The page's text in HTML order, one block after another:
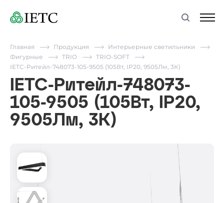
Главная Продукция
Интерьерные светильники
Фигурные
TRIO
TRIO-SOFT
IETC-Ритейл-748073-105-9505 (105Вт, IP20, 9505Лм, 3К)
IETC-Ритейл-748073-
105-9505 (105Вт, IP20,
9505Лм, 3К)